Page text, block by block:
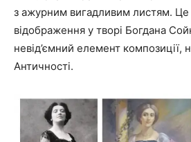
з ажурним вигадливим листям.
відображення у творі Богдана
невід’ємний елемент композиції,
Античності.